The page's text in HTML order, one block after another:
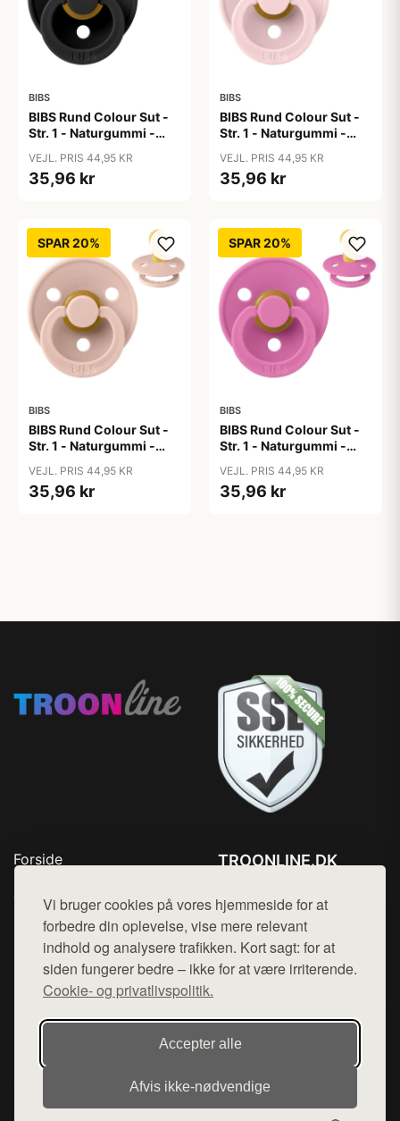
Vi bruger cookies på vores hjemmeside for at
forbedre din oplevelse, vise mere relevant
indhold og analysere trafikken. Kort sagt: for at
siden fungerer bedre – ikke for at være irriterende.
Cookie- og privatlivspolitik.
Accepter alle
Afvis ikke‑nødvendige
BIBS
BIBS Rund Colour Sut -
Str. 1 - Naturgummi -
VEJL. PRIS 44,95 KR
35,96 kr
BIBS
BIBS Rund Colour Sut -
Str. 1 - Naturgummi -
VEJL. PRIS 44,95 KR
35,96 kr
SPAR 20%
BIBS
BIBS Rund Colour Sut -
Str. 1 - Naturgummi -
VEJL. PRIS 44,95 KR
35,96 kr
SPAR 20%
BIBS
BIBS Rund Colour Sut -
Str. 1 - Naturgummi -
VEJL. PRIS 44,95 KR
35,96 kr
Forside
Top Rabatter
Blog
Kontakt
TROONLINE.DK
Mail: hej@want.dk
Cookie- og privatlivspolitik
Denne side er en del af want.dk, der udgiver en række
hjemmesider med præsentation af forskellige produkter fra
diverse webshops. Der sælges ikke varer fra denne side - vi
henviser til de shops, som sælger varen. Vi har heller ikke